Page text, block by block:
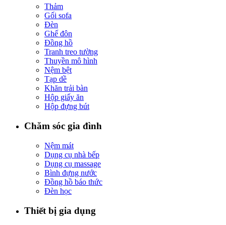
Thảm
Gối sofa
Đèn
Ghế đôn
Đồng hồ
Tranh treo tường
Thuyền mô hình
Nệm bệt
Tạp dề
Khăn trải bàn
Hộp giấy ăn
Hộp đựng bút
Chăm sóc gia đình
Nệm mát
Dụng cụ nhà bếp
Dụng cụ massage
Bình đựng nước
Đồng hồ báo thức
Đèn học
Thiết bị gia dụng